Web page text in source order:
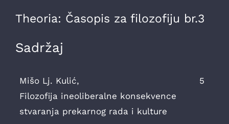
Theoria: Časopis za filozofiju br.3
Sadržaj
Mišo Lj. Kulić,
Filozofija ineoliberalne konsekvence
stvaranja prekarnog rada i kulture
5